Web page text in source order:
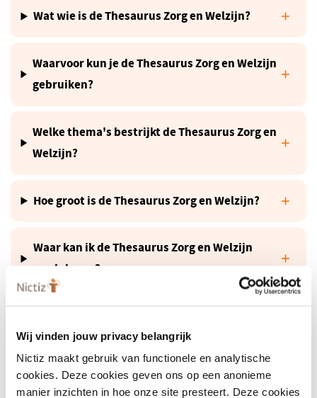
Wij vinden jouw privacy belangrijk
Nictiz maakt gebruik van functionele en analytische
cookies. Deze cookies geven ons op een anonieme
manier inzichten in hoe onze site presteert. Deze cookies
Wat wie is de Thesaurus Zorg en Welzijn?
Waarvoor kun je de Thesaurus Zorg en Welzijn
gebruiken?
Welke thema's bestrijkt de Thesaurus Zorg en
Welzijn?
Hoe groot is de Thesaurus Zorg en Welzijn?
Waar kan ik de Thesaurus Zorg en Welzijn
raadplegen?
Welzijn?
In welke formaten is de Thesaurus Zorg en